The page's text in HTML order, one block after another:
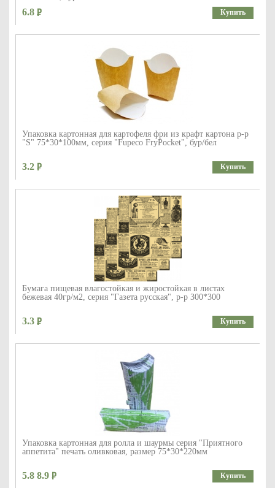
6.8 Купить
Упаковка картонная для картофеля фри из крафт картона р-р
"S" 75*30*100мм, серия "Fupeco FryPocket", бур/бел
3.2 Купить
Бумага пищевая влагостойкая и жиростойкая в листах
бежевая 40гр/м2, серия "Газета русская", р-р 300*300
3.3 Купить
Упаковка картонная для ролла и шаурмы серия "Приятного
аппетита" печать оливковая, размер 75*30*220мм
5.8 8.9 Купить